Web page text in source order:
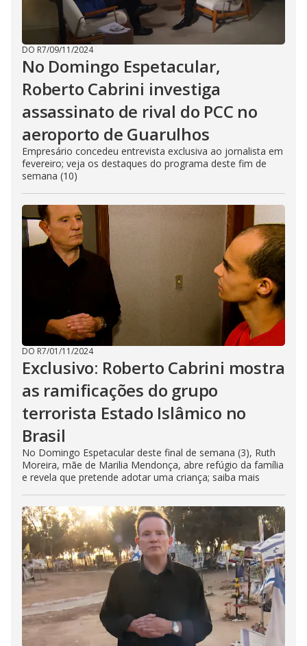
DO R7/09/11/2024
No Domingo Espetacular,
Roberto Cabrini investiga
assassinato de rival do PCC no
aeroporto de Guarulhos
Empresário concedeu entrevista exclusiva ao jornalista em
fevereiro; veja os destaques do programa deste fim de
semana (10)
DO R7/01/11/2024
Exclusivo: Roberto Cabrini mostra
as ramificações do grupo
terrorista Estado Islâmico no
Brasil
No Domingo Espetacular deste final de semana (3), Ruth
Moreira, mãe de Marilia Mendonça, abre refúgio da família
e revela que pretende adotar uma criança; saiba mais